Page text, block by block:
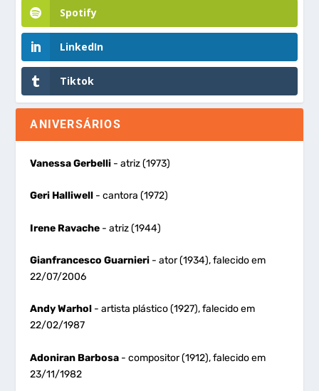
Spotify
LinkedIn
Tiktok
ANIVERSÁRIOS
Vanessa Gerbelli - atriz (1973)
Geri Halliwell - cantora (1972)
Irene Ravache - atriz (1944)
Gianfrancesco Guarnieri - ator (1934), falecido em
22/07/2006
Andy Warhol - artista plástico (1927), falecido em
22/02/1987
Adoniran Barbosa - compositor (1912), falecido em
23/11/1982